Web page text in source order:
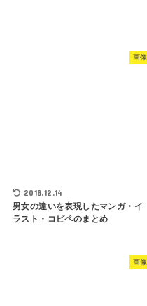
画像
2018.12.14
男女の違いを表現したマンガ・イ
ラスト・コピペのまとめ
画像